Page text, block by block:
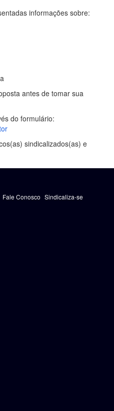
informações sobre:
antes de tomar sua
do formulário:
sindicalizados(as) e
Fale Conosco Sindicaliza-se